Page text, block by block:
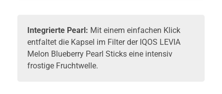
Integrierte Pearl: Mit einem einfachen Klick
entfaltet die Kapsel im Filter der IQOS LEVIA
Melon Blueberry Pearl Sticks eine intensiv
frostige Fruchtwelle.